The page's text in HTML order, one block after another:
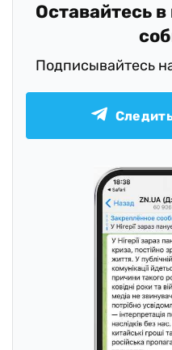
Оставайтесь
Подписывайтесь